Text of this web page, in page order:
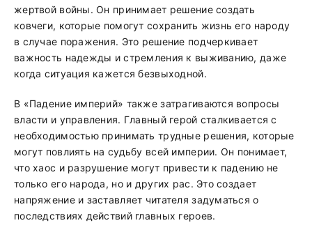
жертвой войны. Он принимает решение создать
ковчеги, которые помогут сохранить жизнь его народу
в случае поражения. Это решение подчеркивает
важность надежды и стремления к выживанию, даже
когда ситуация кажется безвыходной.
В «Падение империй» также затрагиваются вопросы
власти и управления. Главный герой сталкивается с
необходимостью принимать трудные решения, которые
могут повлиять на судьбу всей империи. Он понимает,
что хаос и разрушение могут привести к падению не
только его народа, но и других рас. Это создает
напряжение и заставляет читателя задуматься о
последствиях действий главных героев.